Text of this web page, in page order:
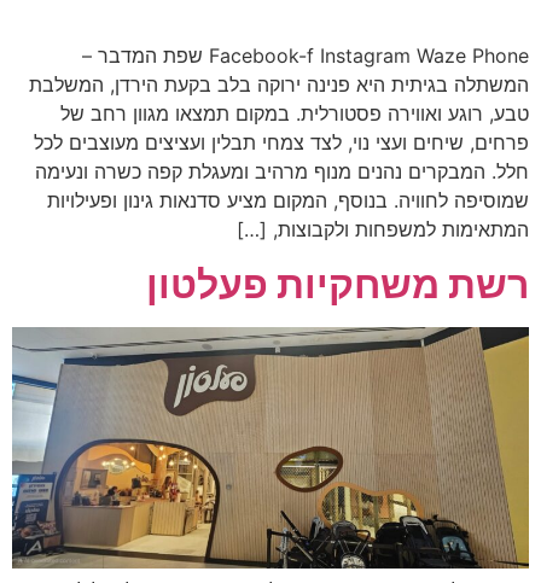
Facebook-f Instagram Waze Phone שפת המדבר –
המשתלה בגיתית היא פנינה ירוקה בלב בקעת הירדן, המשלבת
טבע, רוגע ואווירה פסטורלית. במקום תמצאו מגוון רחב של
פרחים, שיחים ועצי נוי, לצד צמחי תבלין ועציצים מעוצבים לכל
חלל. המבקרים נהנים מנוף מרהיב ומעגלת קפה כשרה ונעימה
שמוסיפה לחוויה. בנוסף, המקום מציע סדנאות גינון ופעילויות
המתאימות למשפחות ולקבוצות, […]
רשת משחקיות פעלטון